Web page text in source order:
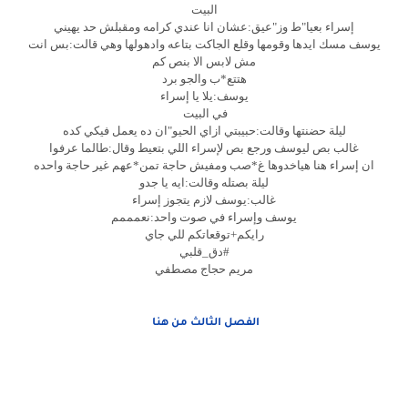
البيت
إسراء بعيا"ط وز"عيق:عشان انا عندي كرامه ومقبلش حد يهيني
يوسف مسك ايدها وقومها وقلع الجاكت بتاعه وادهولها وهي قالت:بس انت
مش لابس الا بنص كم
هتتع*ب والجو برد
يوسف:يلا يا إسراء
في البيت
ليلة حضنتها وقالت:حبيبتي ازاي الحيو"ان ده يعمل فيكي كده
غالب بص ليوسف ورجع بص لإسراء اللي بتعيط وقال:طالما عرفوا
ان إسراء هنا هياخدوها غ*صب ومفيش حاجة تمن*عهم غير حاجة واحده
ليلة بصتله وقالت:ايه يا جدو
غالب:يوسف لازم يتجوز إسراء
يوسف وإسراء في صوت واحد:نعمممم
رايكم+توقعاتكم للي جاي
#دق_قلبي
مريم حجاج مصطفي
الفصل الثالث من هنا